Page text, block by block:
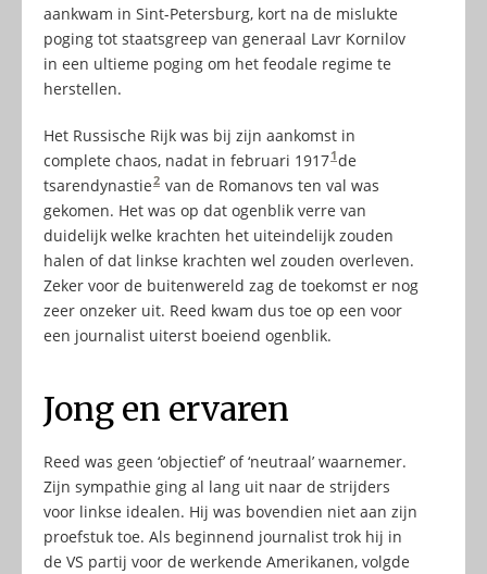
aankwam in Sint-Petersburg, kort na de mislukte
poging tot staatsgreep van generaal Lavr Kornilov
in een ultieme poging om het feodale regime te
herstellen.
Het Russische Rijk was bij zijn aankomst in
complete chaos, nadat in februari 19171de
tsarendynastie2 van de Romanovs ten val was
gekomen. Het was op dat ogenblik verre van
duidelijk welke krachten het uiteindelijk zouden
halen of dat linkse krachten wel zouden overleven.
Zeker voor de buitenwereld zag de toekomst er nog
zeer onzeker uit. Reed kwam dus toe op een voor
een journalist uiterst boeiend ogenblik.
Jong en ervaren
Reed was geen ‘objectief’ of ‘neutraal’ waarnemer.
Zijn sympathie ging al lang uit naar de strijders
voor linkse idealen. Hij was bovendien niet aan zijn
proefstuk toe. Als beginnend journalist trok hij in
de VS partij voor de werkende Amerikanen, volgde